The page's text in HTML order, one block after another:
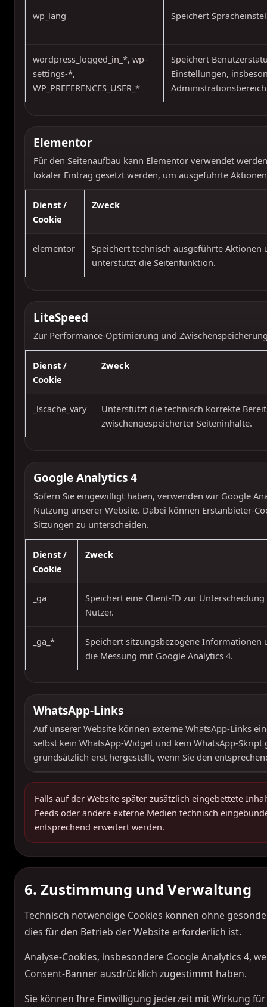
wp_lang Speichert
wordpress_logged_in_*, wp-
settings-*,
WP_PREFERENCES_USER_*
Speichert
Einstellungen,
Elementor
Für den Seitenaufbau kann Elementor verwendet
lokaler Eintrag gesetzt werden, um ausgeführte
Dienst /
Cookie
Zweck
elementor
Speichert technisch ausgeführte Aktionen
unterstützt die Seitenfunktion.
LiteSpeed
Zur Performance-Optimierung und
Dienst /
Cookie
Zweck
_lscache_vary
Unterstützt die technisch korrekte
zwischengespeicherter Seiteninhalte.
Google Analytics 4
Sofern Sie eingewilligt haben, verwenden wir Google
Nutzung unserer Website. Dabei können Erstanbieter-
Sitzungen zu unterscheiden.
Dienst /
Cookie
Zweck
_ga
Speichert eine Client-ID zur
Nutzer.
_ga_*
Speichert sitzungsbezogene Informationen
die Messung mit Google Analytics 4.
WhatsApp-Links
Auf unserer Website können externe WhatsApp-Links
selbst kein WhatsApp-Widget und kein WhatsApp-
grundsätzlich erst hergestellt, wenn Sie den
Falls auf der Website später zusätzlich eingebettete
Feeds oder andere externe Medien technisch
entsprechend erweitert werden.
6. Zustimmung und Verwaltung
Technisch notwendige Cookies können ohne
dies für den Betrieb der Website erforderlich ist.
Analyse-Cookies, insbesondere Google Analytics 4,
Consent-Banner ausdrücklich zugestimmt haben.
Sie können Ihre Einwilligung jederzeit mit Wirkung